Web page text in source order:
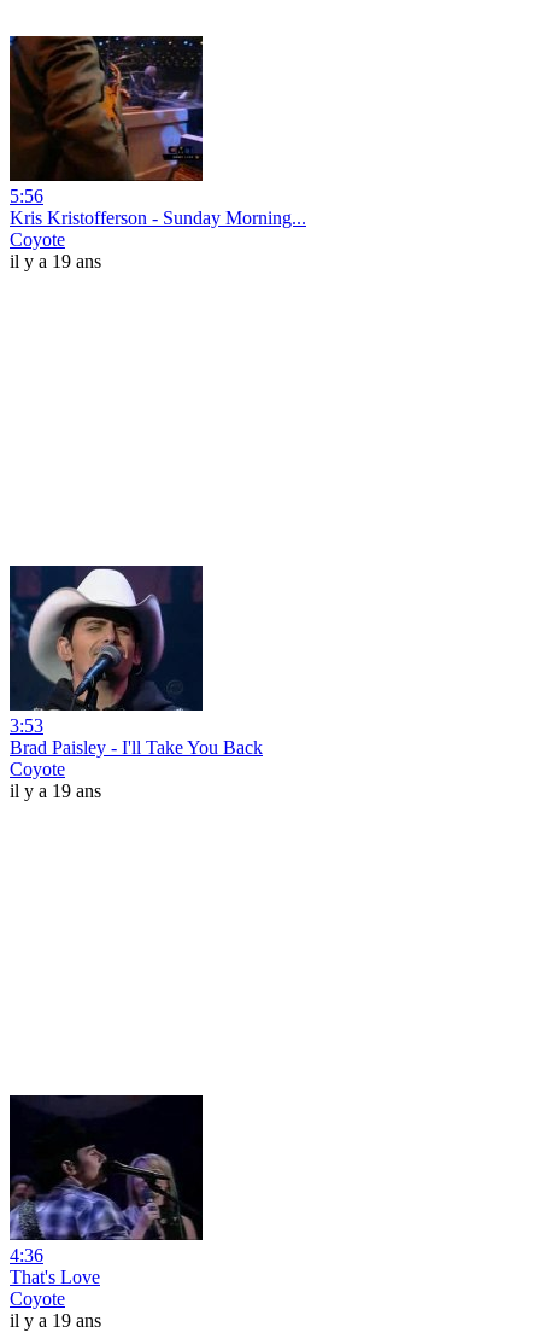
5:56
Kris Kristofferson - Sunday Morning...
Coyote
il y a 19 ans
3:53
Brad Paisley - I'll Take You Back
Coyote
il y a 19 ans
4:36
That's Love
Coyote
il y a 19 ans